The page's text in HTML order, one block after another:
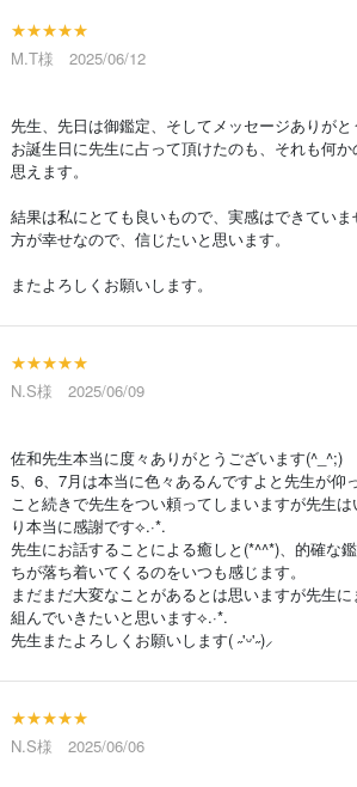
★★★★★
M.T様 2025/06/12
先生、先日は御鑑定、そしてメッセージありがと
お誕生日に先生に占って頂けたのも、それも何
思えます。
結果は私にとても良いもので、実感はできてい
方が幸せなので、信じたいと思います。
またよろしくお願いします。
★★★★★
N.S様 2025/06/09
佐和先生本当に度々ありがとうございます(^_^;)
5、6、7月は本当に色々あるんですよと先生が仰
こと続きで先生をつい頼ってしまいますが先生
り本当に感謝です⟡.·*.
先生にお話することによる癒しと(*^^*)、的確な
ちが落ち着いてくるのをいつも感じます。
まだまだ大変なことがあるとは思いますが先生
組んでいきたいと思います⟡.·*.
先生またよろしくお願いします( ˶'ᵕ'˶)⸝‪‪‎
★★★★★
N.S様 2025/06/06